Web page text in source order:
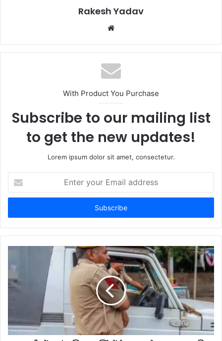
Rakesh Yadav
b
s
i
e
With Product You Purchase
Subscribe to our mailing list
to get the new updates!
Lorem ipsum dolor sit amet, consectetur.
t
r
y
m
a
d